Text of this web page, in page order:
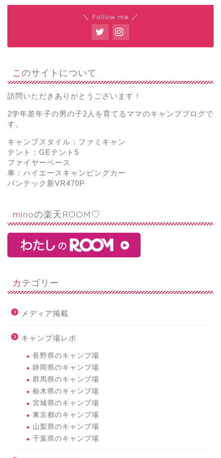
＼ Follow me ／
このサイトについて
訪問いただきありがとうございます！
2学年差年子の男の子2人を育てるママのキャンプブログで
す。
キャンプスタイル：ファミキャン
テント：GEテント5
ファイヤーベース
車：ハイエースキャンピングカー
バンテック新VR470P
minoの楽天ROOM♡
カテゴリー
メディア掲載
キャンプ場レポ
長野県のキャンプ場
静岡県のキャンプ場
群馬県のキャンプ場
栃木県のキャンプ場
宮城県のキャンプ場
東京都のキャンプ場
山梨県のキャンプ場
千葉県のキャンプ場